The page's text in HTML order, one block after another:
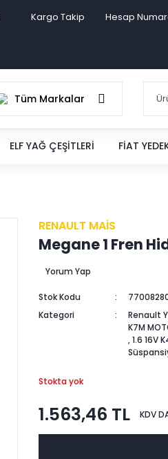
Kargo Takip Hesap
Tüm Markalar
ELF YAĞ ÇEŞITLERI FIAT
RENAULT MAİS
Megane 1 Fren
Yorum Yap
Stok Kodu
Kategori
Renault
K7M
,1.6 16V
Stokta yok
1.563,46 TL KDV